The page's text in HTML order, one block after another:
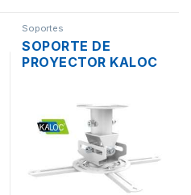
Soportes
SOPORTE DE
PROYECTOR KALOC